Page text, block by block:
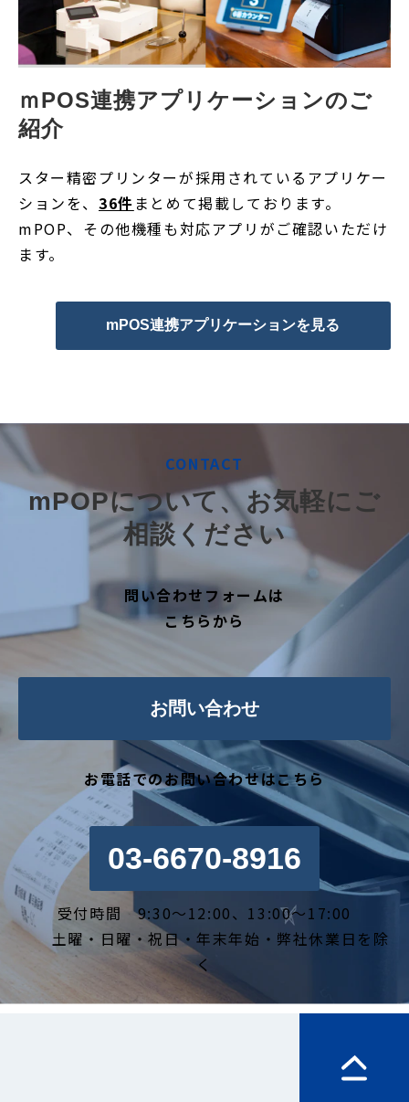
ｍPOS連携アプリケーションのご
紹介
スター精密プリンターが採用されているアプリケー
ションを、 36件 まとめて掲載しております。
mPOP、その他機種も対応アプリがご確認いただけ
ます。
mPOS連携アプリケーションを見る
CONTACT
mPOPについて、お気軽にご
相談ください
問い合わせフォームは
こちらから
お問い合わせ
お電話でのお問い合わせはこちら
03-6670-8916
受付時間 9:30～12:00、13:00～17:00
土曜・日曜・祝日・年末年始・弊社休業日を除
く